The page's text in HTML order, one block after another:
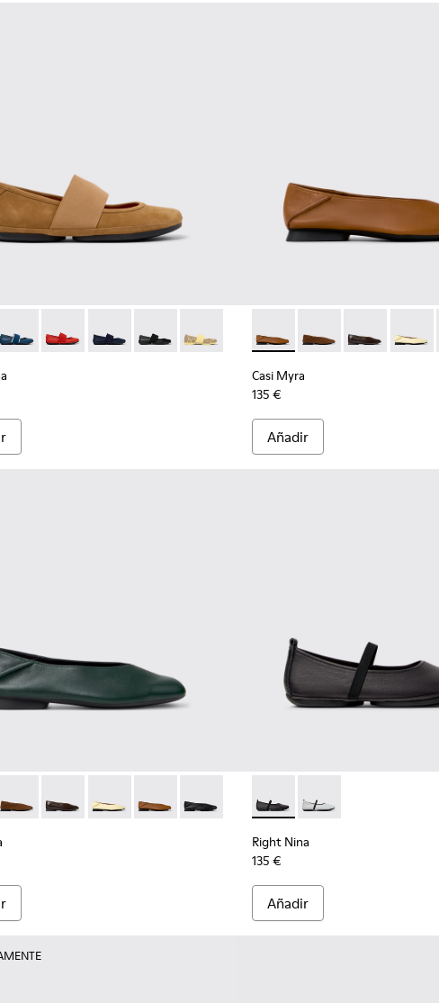
mujer.
024 022 - Zapatos de piel gris para mujer.
Nina - K201365-021 - Zapatos de piel negros para mujer.
- 21595-265 - Bailarinas de piel nobuk marrón para mujer.
Right Nina - 21595-269
Right Nina - 21595-258 - Bailarinas de piel rojas para mujer.
Right Nina - 21595-243 - Bailarinas de piel nobuk
Right Nina - 21595-242 - Bailarinas negras de
Right Nina - 21595-228Casi Myra - K201253-041 -
Casi Myra - K201253-
Casi Myra -
Casi
Casi Myra
135 €
Añadir
para mujer.
nobuk marrón para mujer.
de piel rojas para mujer.
negras de piel para mujer.
- K201253-042 - Bailarinas verdes de piel para mujer.
Casi Myra - K201253-058
Casi Myra - K201253-057
Casi Myra - K201253-046
Casi Myra - K201253-041 - Bailarinas de piel
Casi Myra - K201253-015 - Bailarinas
Right Nina - K201643-002 -
Right Nina - K201643-
Right Nina
135 €
Añadir